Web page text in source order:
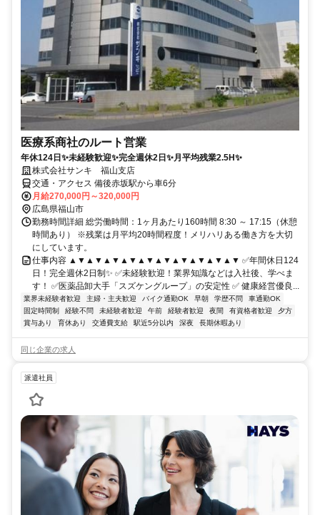
医療系商社のルート営業
年休124日✨未経験歓迎✨完全週休2日✨月平均残業2.5H✨
株式会社サンキ 福山支店
交通・アクセス 備後赤坂駅から車6分
月給270,000円～320,000円
広島県福山市
勤務時間詳細 総労働時間：1ヶ月あたり160時間 8:30 ～ 17:15（休憩
時間あり） ※残業は月平均20時間程度！メリハリある働き方を大切
にしています。
仕事内容 ▲▼▲▼▲▼▲▼▲▼▲▼▲▼▲▼▲▼▲▼ ✅年間休日124
日！完全週休2日制✨ ✅未経験歓迎！業界知識などは入社後、学べま
す！ ✅医薬品卸大手「スズケングループ」の安定性 ✅ 健康経営優良...
業界未経験者歓迎 主婦・主夫歓迎 バイク通勤OK 早朝 学歴不問
車通勤OK
固定時間制
経験不問 未経験者歓迎 午前 経験者歓迎 夜間 有資格者歓迎
夕方
賞与あり
育休あり 交通費支給 駅近5分以内 深夜 長期休暇あり
同じ企業の求人
派遣社員